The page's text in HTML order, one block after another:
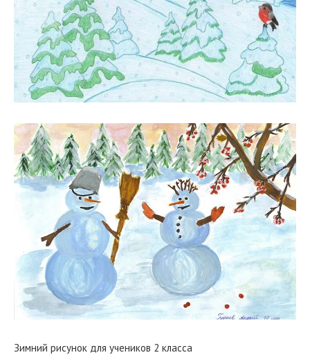
Зимний рисунок для учеников 2 класса